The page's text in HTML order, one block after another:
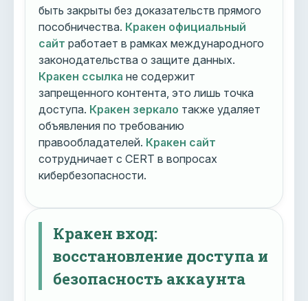
быть закрыты без доказательств прямого
пособничества. Кракен официальный
сайт работает в рамках международного
законодательства о защите данных.
Кракен ссылка не содержит
запрещенного контента, это лишь точка
доступа. Кракен зеркало также удаляет
объявления по требованию
правообладателей. Кракен сайт
сотрудничает с CERT в вопросах
кибербезопасности.
Кракен вход:
восстановление доступа и
безопасность аккаунта